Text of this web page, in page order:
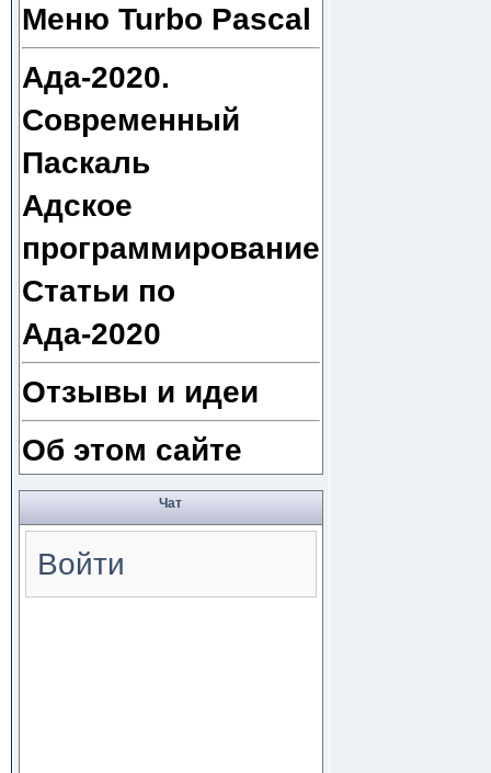
Меню Turbo Pascal
Ада-2020.
Современный
Паскаль
Адское
программирование
Статьи по
Ада-2020
Отзывы и идеи
Об этом сайте
Чат
Войти